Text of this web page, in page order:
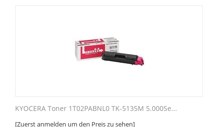
KYOCERA Toner 1T02PABNL0 TK-5135M 5.000Se...
[Zuerst anmelden um den Preis zu sehen]